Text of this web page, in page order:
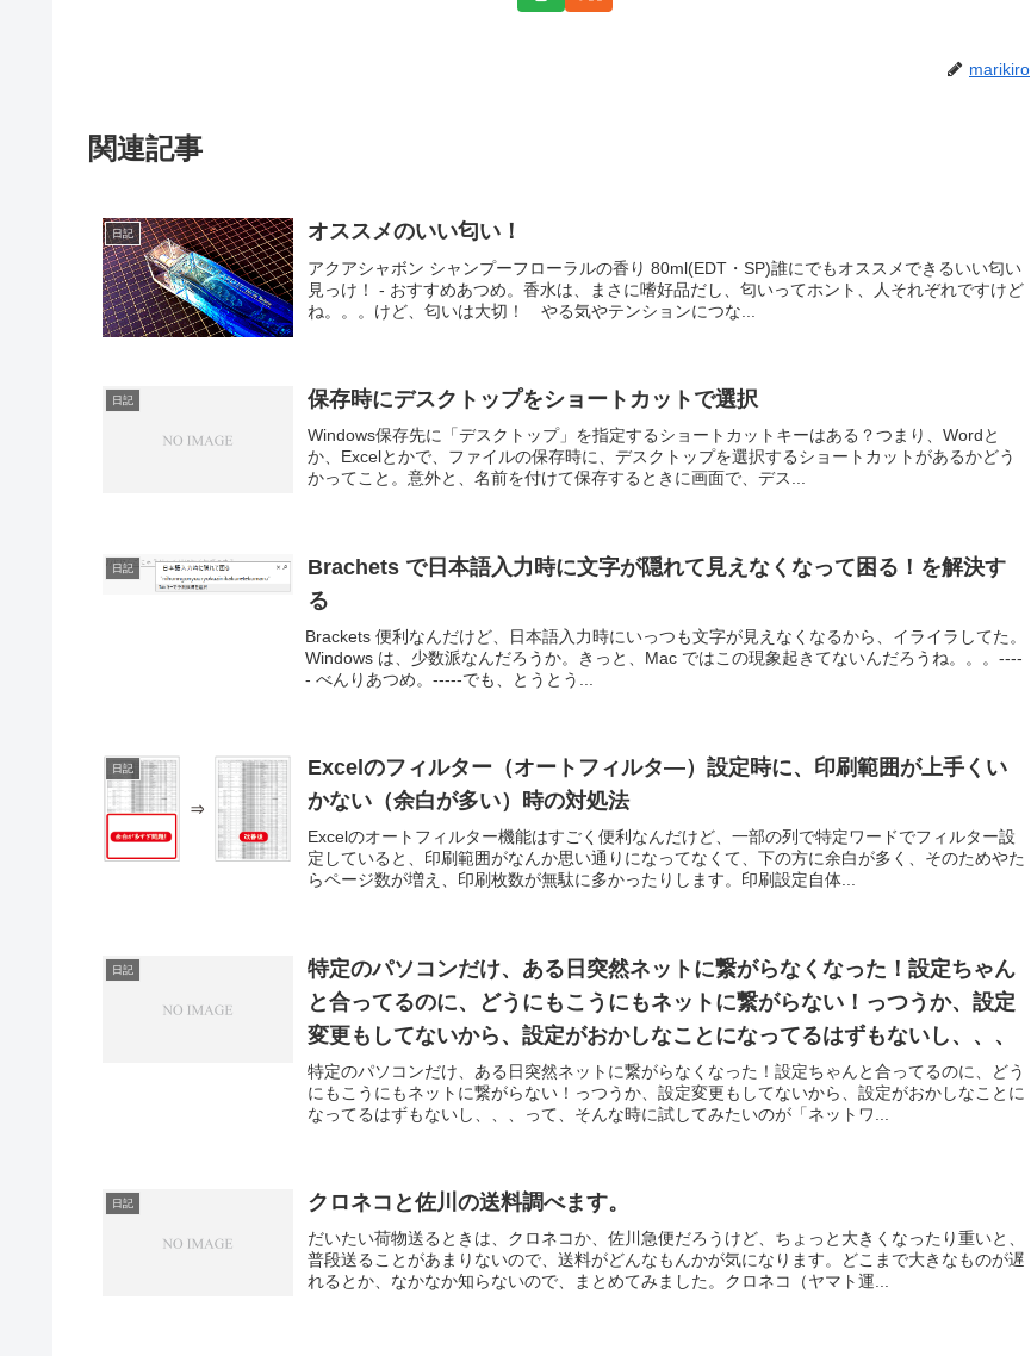
marikiro
関連記事
日記 オススメのいい匂い！
アクアシャボン シャンプーフローラルの香り 80ml(EDT・SP)誰にでもオススメできるいい匂い
見っけ！ - おすすめあつめ。香水は、まさに嗜好品だし、匂いってホント、人それぞれですけど
ね。。。けど、匂いは大切！ やる気やテンションにつな...
日記 保存時にデスクトップをショートカットで選択
Windows保存先に「デスクトップ」を指定するショートカットキーはある？つまり、Wordと
か、Excelとかで、ファイルの保存時に、デスクトップを選択するショートカットがあるかどう
かってこと。意外と、名前を付けて保存するときに画面で、デス...
日記
Brachets で日本語入力時に文字が隠れて見えなくなって困る！を解決す
る
Brackets 便利なんだけど、日本語入力時にいっつも文字が見えなくなるから、イライラしてた。
Windows は、少数派なんだろうか。きっと、Mac ではこの現象起きてないんだろうね。。。----
- べんりあつめ。-----でも、とうとう...
日記
Excelのフィルター（オートフィルタ―）設定時に、印刷範囲が上手くい
かない（余白が多い）時の対処法
Excelのオートフィルター機能はすごく便利なんだけど、一部の列で特定ワードでフィルター設
定していると、印刷範囲がなんか思い通りになってなくて、下の方に余白が多く、そのためやた
らページ数が増え、印刷枚数が無駄に多かったりします。印刷設定自体...
日記
特定のパソコンだけ、ある日突然ネットに繋がらなくなった！設定ちゃん
と合ってるのに、どうにもこうにもネットに繋がらない！っつうか、設定
変更もしてないから、設定がおかしなことになってるはずもないし、、、
特定のパソコンだけ、ある日突然ネットに繋がらなくなった！設定ちゃんと合ってるのに、どう
にもこうにもネットに繋がらない！っつうか、設定変更もしてないから、設定がおかしなことに
なってるはずもないし、、、って、そんな時に試してみたいのが「ネットワ...
日記 クロネコと佐川の送料調べます。
だいたい荷物送るときは、クロネコか、佐川急便だろうけど、ちょっと大きくなったり重いと、
普段送ることがあまりないので、送料がどんなもんかが気になります。どこまで大きなものが遅
れるとか、なかなか知らないので、まとめてみました。クロネコ（ヤマト運...